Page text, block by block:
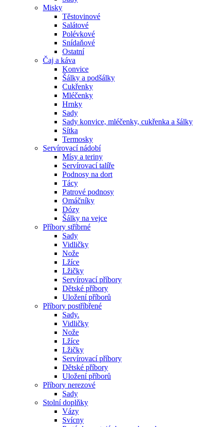
Misky
Těstovinové
Salátové
Polévkové
Snídaňové
Ostatní
Čaj a káva
Konvice
Šálky a podšálky
Cukřenky
Mléčenky
Hrnky
Sady
Sady konvice, mléčenky, cukřenka a šálky
Sítka
Termosky
Servírovací nádobí
Mísy a teriny
Servírovací talíře
Podnosy na dort
Tácy
Patrové podnosy
Omáčníky
Dózy
Šálky na vejce
Příbory stříbrné
Sady
Vidličky
Nože
Lžíce
Lžičky
Servírovací příbory
Dětské příbory
Uložení příborů
Příbory postříbřené
Sady.
Vidličky
Nože
Lžíce
Lžičky
Servírovací příbory
Dětské příbory
Uložení příborů
Příbory nerezové
Sady
Stolní doplňky
Vázy
Svícny